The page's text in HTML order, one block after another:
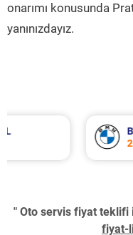
onarımı konusunda
yanınızdayız.
Bmw 5
2025
" Oto servis fiyat teklifi
fiyat-